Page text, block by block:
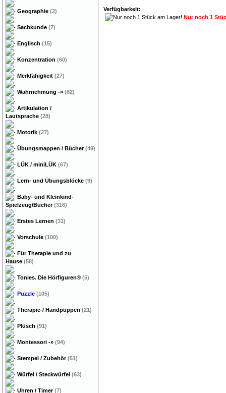
Verfügbarkeit:
Nur noch 1
Geographie (2)
Sachkunde (7)
Englisch (15)
Konzentration (60)
Merkfähigkeit (27)
Wahrnehmung -» (82)
Artikulation /
Lautsprache (28)
Motorik (27)
Übungsmappen / Bücher(49)
LÜK / miniLÜK (67)
Lern- und Übungsblöcke (9)
Baby- und Kleinkind-
Spielzeug/Bücher(316)
Erstes Lernen (31)
Vorschule (100)
Für Therapie und zu
Hause (58)
Tonies. Die Hörfiguren® (5)
Puzzle (105)
Therapie-/ Handpuppen (21)
Plüsch (91)
Montessori -» (94)
Stempel / Zubehör(51)
Würfel / Steckwürfel (63)
Uhren / Timer(7)